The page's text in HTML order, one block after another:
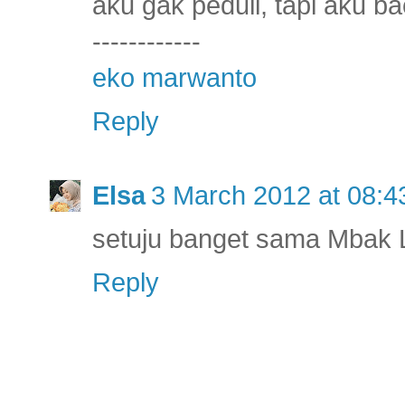
------------
eko marwanto
Reply
Elsa 3 March 2012 at
setuju banget sama Mbak
Reply